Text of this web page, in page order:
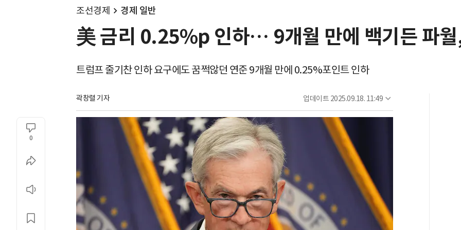
조선경제 경제 일반
美 금리 0.25%p 인하… 9개월 만에 백기든 파
트럼프 줄기찬 인하 요구에도 꿈쩍않던 연준 9개월 만에 0.25%포인트 인하
곽창렬 기자 업데이트 2025.09.18. 11:49
0